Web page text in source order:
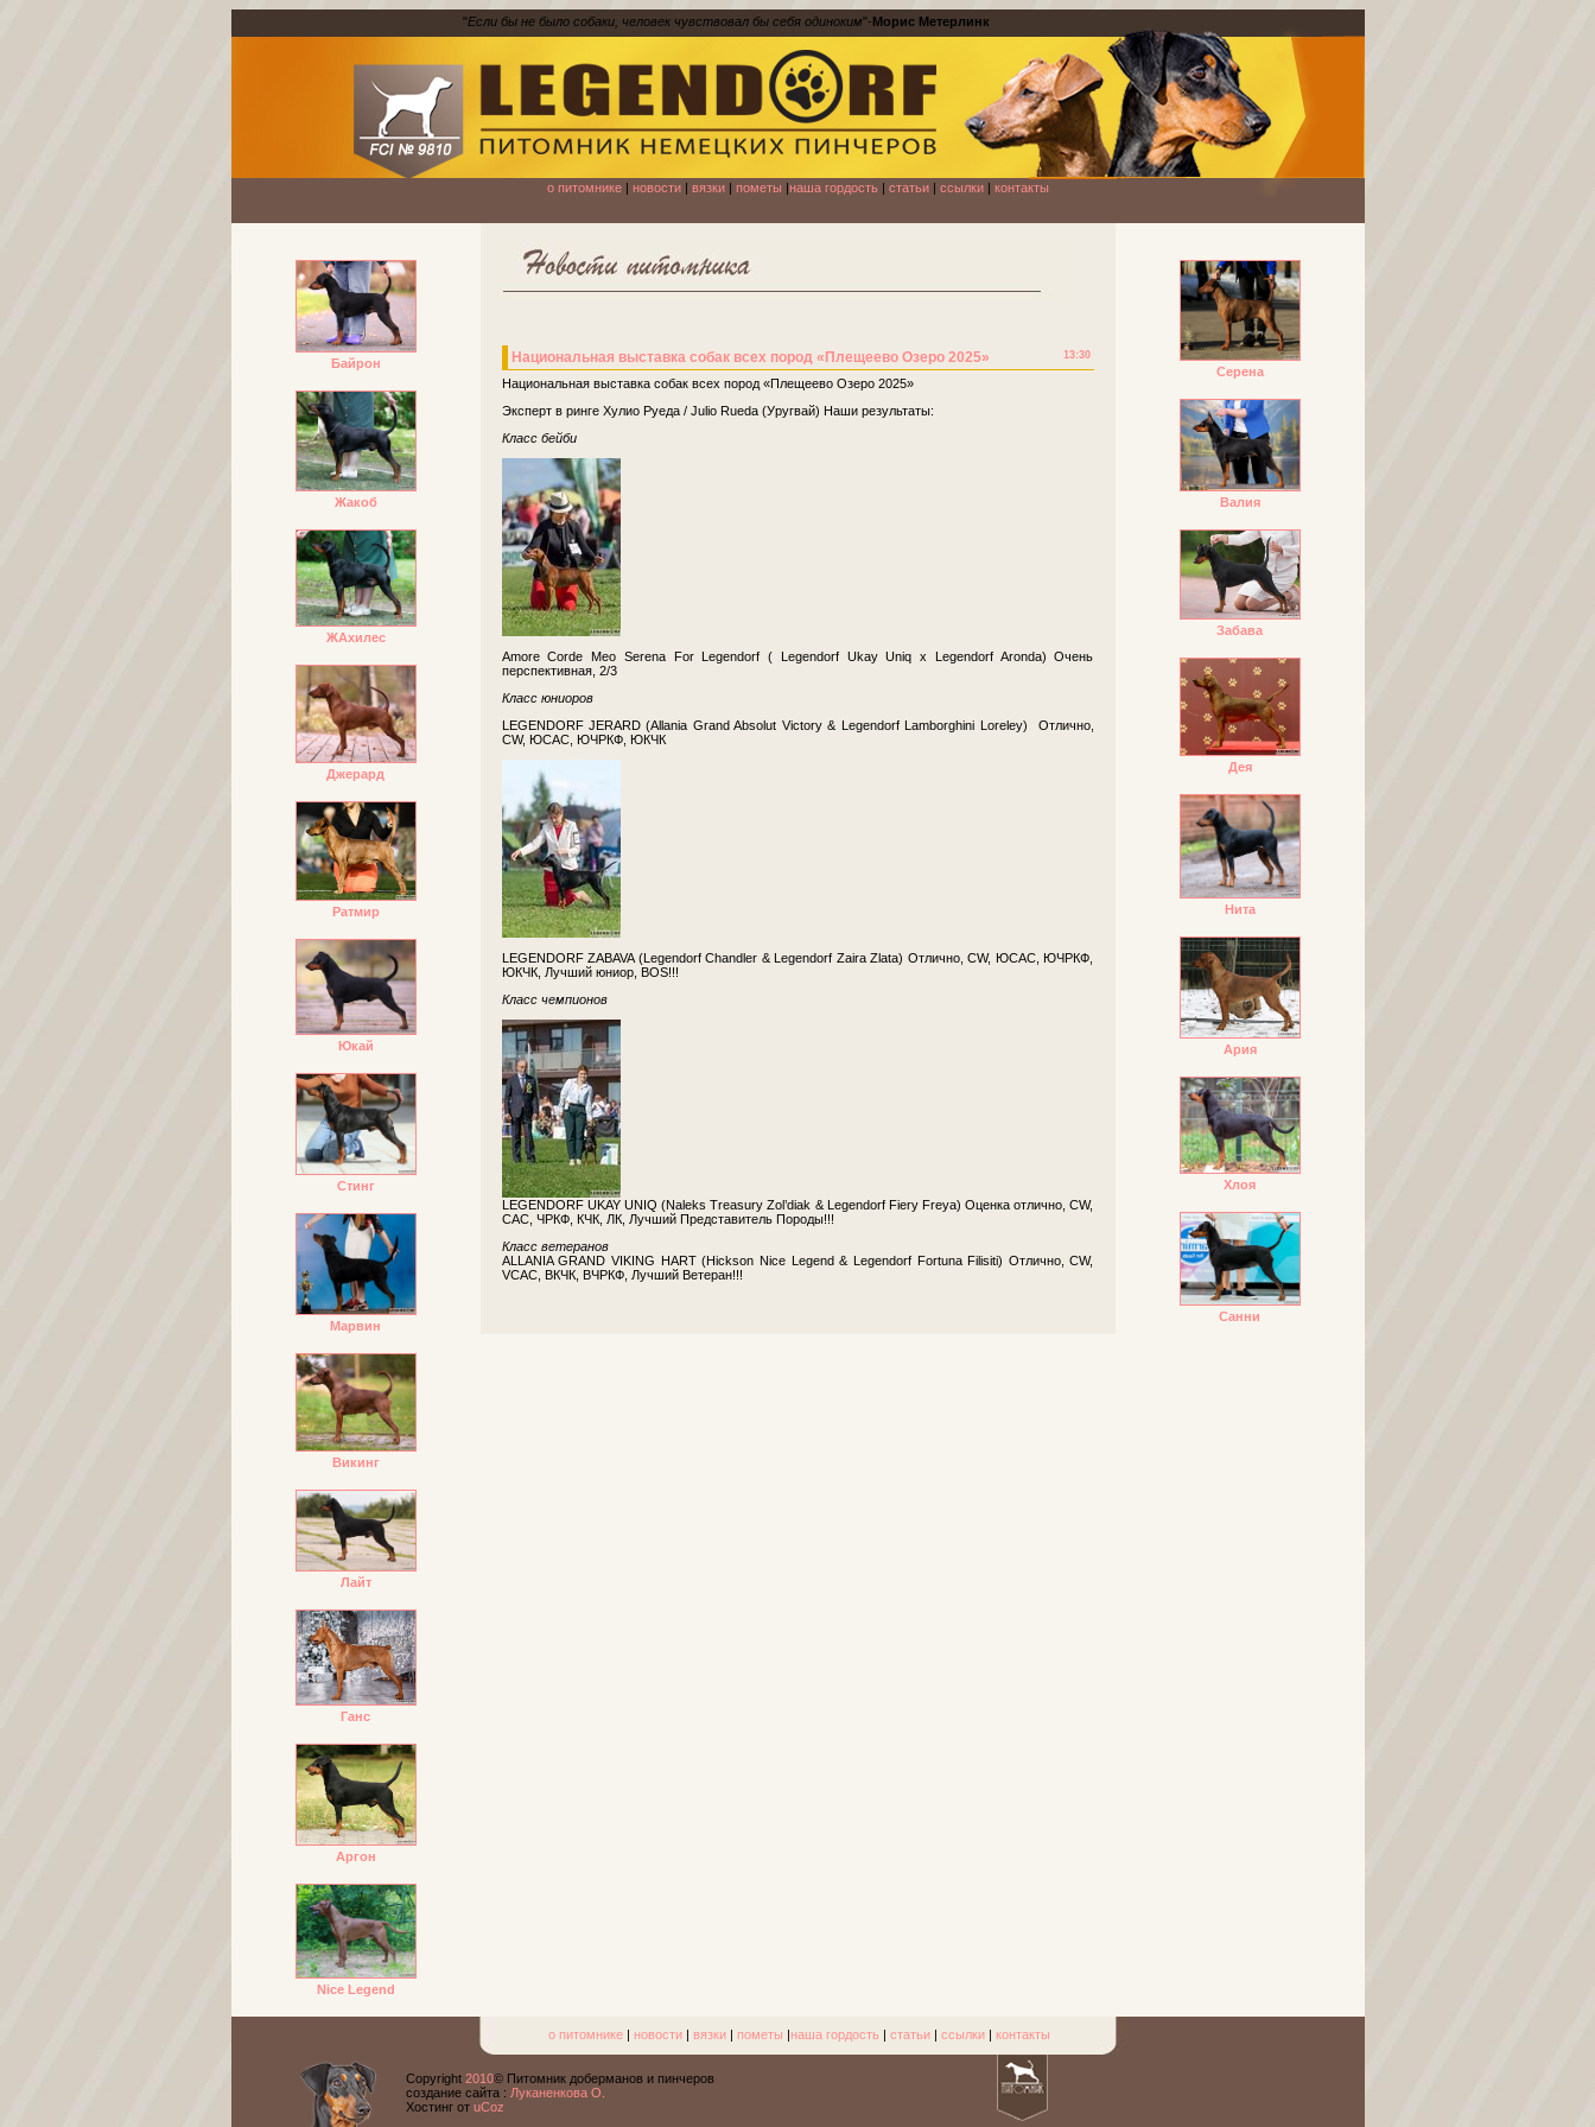
"Если бы не было собаки, человек чувствовал бы себя одиноким"-Морис Метерлинк
о питомнике| новости| вязки| пометы |наша гордость| статьи| ссылки| контакты
Байрон
Жакоб
ЖАхилес
Джерард
Ратмир
Юкай
Стинг
Марвин
Викинг
Лайт
Ганс
Аргон
Nice Legend
13:30
Национальная выставка собак всех пород «Плещеево Озеро 2025»
Национальная выставка собак всех пород «Плещеево Озеро 2025»
Эксперт в ринге Хулио Руеда / Julio Rueda (Уругвай) Наши результаты:
Класс бейби
Amore Corde Meo Serena For Legendorf ( Legendorf Ukay Uniq x Legendorf Aronda) Очень
перспективная, 2/3
Класс юниоров
LEGENDORF JERARD (Allania Grand Absolut Victory & Legendorf Lamborghini Loreley) Отлично,
CW, ЮСАС, ЮЧРКФ, ЮКЧК
LEGENDORF ZABAVA (Legendorf Chandler & Legendorf Zaira Zlata) Отлично, CW, ЮСАС, ЮЧРКФ,
ЮКЧК, Лучший юниор, BOS!!!
Класс чемпионов
LEGENDORF UKAY UNIQ (Naleks Treasury Zol’diak & Legendorf Fiery Freya) Оценка отлично, CW,
САС, ЧРКФ, КЧК, ЛК, Лучший Представитель Породы!!!
Класс ветеранов
ALLANIA GRAND VIKING HART (Hickson Nice Legend & Legendorf Fortuna Filisiti) Отлично, CW,
VCAC, ВКЧК, ВЧРКФ, Лучший Ветеран!!!
Серена
Валия
Забава
Дея
Нита
Ария
Хлоя
Санни
о питомнике| новости| вязки| пометы |наша гордость | статьи| ссылки| контакты
Copyright 2010© Питомник доберманов и пинчеров
cоздание сайта : Луканенкова О.
Хостинг от uCoz